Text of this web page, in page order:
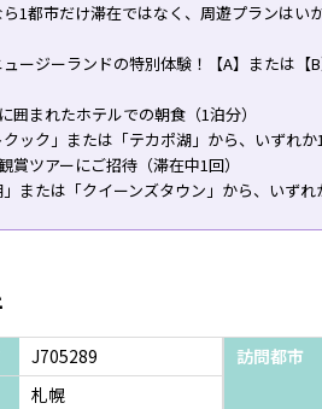
1都市だけ滞在ではなく、周遊プランはい
ュージーランドの特別体験！【A】または【
囲まれたホテルでの朝食（1泊分）
クック」または「テカポ湖」から、いずれ
賞ツアーにご招待（滞在中1回）
」または「クイーンズタウン」から、いず
J705289
札幌
訪問都市